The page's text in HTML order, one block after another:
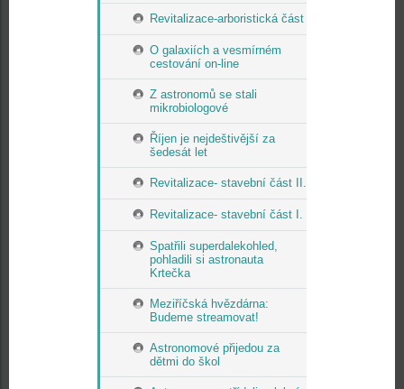
Revitalizace-arboristická část
O galaxiích a vesmírném
cestování on-line
Z astronomů se stali
mikrobiologové
Říjen je nejdeštivější za
šedesát let
Revitalizace- stavební část II.
Revitalizace- stavební část I.
Spatřili superdalekohled,
pohladili si astronauta
Krtečka
Meziříčská hvězdárna:
Budeme streamovat!
Astronomové přijedou za
dětmi do škol